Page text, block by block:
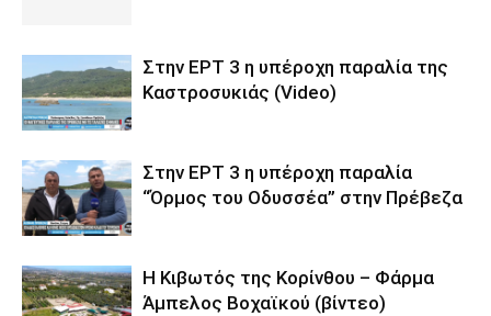
Στην ΕΡΤ 3 η υπέροχη παραλία της
Καστροσυκιάς (Video)
Στην ΕΡΤ 3 η υπέροχη παραλία
“Όρμος του Οδυσσέα” στην Πρέβεζα
Η Κιβωτός της Κορίνθου – Φάρμα
Άμπελος Βοχαϊκού (βίντεο)